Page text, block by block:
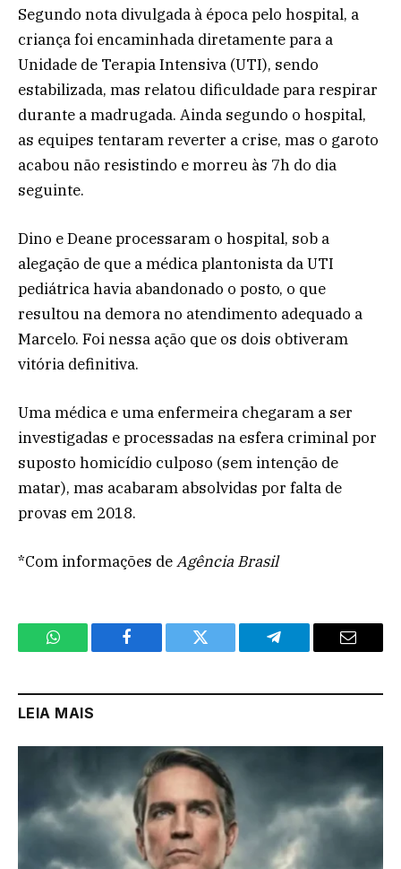
Segundo nota divulgada à época pelo hospital, a
criança foi encaminhada diretamente para a
Unidade de Terapia Intensiva (UTI), sendo
estabilizada, mas relatou dificuldade para respirar
durante a madrugada. Ainda segundo o hospital,
as equipes tentaram reverter a crise, mas o garoto
acabou não resistindo e morreu às 7h do dia
seguinte.
Dino e Deane processaram o hospital, sob a
alegação de que a médica plantonista da UTI
pediátrica havia abandonado o posto, o que
resultou na demora no atendimento adequado a
Marcelo. Foi nessa ação que os dois obtiveram
vitória definitiva.
Uma médica e uma enfermeira chegaram a ser
investigadas e processadas na esfera criminal por
suposto homicídio culposo (sem intenção de
matar), mas acabaram absolvidas por falta de
provas em 2018.
*Com informações deAgência Brasil
WhatsApp Facebook Twitter Telegram Email
LEIA MAIS